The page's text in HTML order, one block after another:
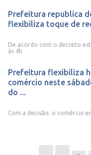
Prefeitura republica
flexibiliza toque de
De acordo com o decreto
às 4h
Prefeitura flexibiliza
comércio neste
do ...
Com a decisão, o comércio